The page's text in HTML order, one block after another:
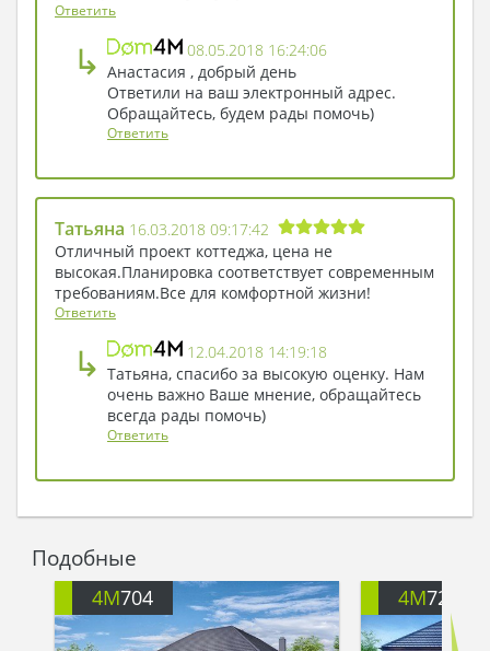
Ответить
↳
08.05.2018 16:24:06
Анастасия , добрый день
Ответили на ваш электронный адрес.
Обращайтесь, будем рады помочь)
Ответить
Татьяна 16.03.2018 09:17:42
Отличный проект коттеджа, цена не
высокая.Планировка соответствует современным
требованиям.Все для комфортной жизни!
Ответить
↳
12.04.2018 14:19:18
Татьяна, спасибо за высокую оценку. Нам
очень важно Ваше мнение, обращайтесь
всегда рады помочь)
Ответить
Подобные
4M704 4M722